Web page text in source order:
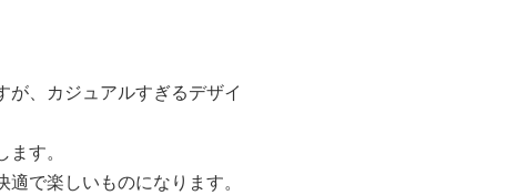
、カジュアルすぎるデザイ
す。
で楽しいものになります。